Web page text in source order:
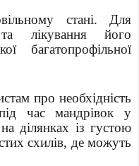
стані. Для
лікування його
багатопрофільної
про необхідність
час мандрівок у
ділянках із густою
схилів, де можуть